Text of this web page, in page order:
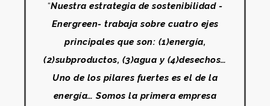
“Nuestra estrategia de sostenibilidad -
Energreen- trabaja sobre cuatro ejes
principales que son: (1)energía,
(2)subproductos, (3)agua y (4)desechos…
Uno de los pilares fuertes es el de la
energía… Somos la primera empresa